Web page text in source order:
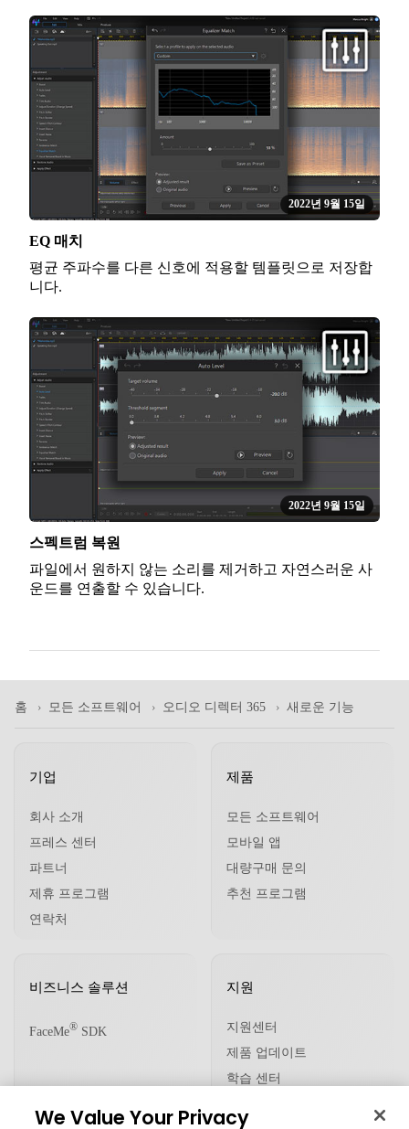
2022년 9월 15일
EQ 매치
평균 주파수를 다른 신호에 적용할 템플릿으로 저장합
니다.
2022년 9월 15일
스펙트럼 복원
파일에서 원하지 않는 소리를 제거하고 자연스러운 사
운드를 연출할 수 있습니다.
홈 모든 소프트웨어 오디오 디렉터 365 새로운 기능
기업
회사 소개
프레스 센터
파트너
제휴 프로그램
연락처
제품
모든 소프트웨어
모바일 앱
대량구매 문의
추천 프로그램
비즈니스 솔루션
FaceMe® SDK
지원
지원센터
제품 업데이트
학습 센터
We Value Your Privacy